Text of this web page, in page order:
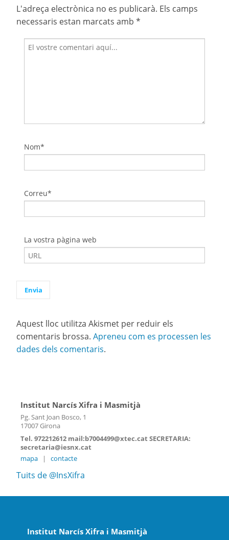
L'adreça electrònica no es publicarà. Els camps
necessaris estan marcats amb *
Nom*
Correu*
La vostra pàgina web
Aquest lloc utilitza Akismet per reduir els
comentaris brossa. Apreneu com es processen les
dades dels comentaris.
Institut Narcís Xifra i Masmitjà
Pg. Sant Joan Bosco, 1
17007 Girona
Tel. 972212612 mail:b7004499@xtec.cat SECRETARIA:
secretaria@iesnx.cat
mapa
| contacte
Tuits de @InsXifra
Institut Narcís Xifra i Masmitjà